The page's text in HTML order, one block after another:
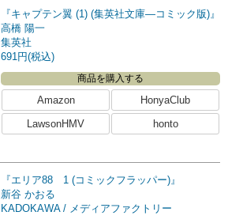
『キャプテン翼 (1) (集英社文庫―コミック版)』
高橋 陽一
集英社
691円(税込)
商品を購入する
Amazon
HonyaClub
LawsonHMV
honto
『エリア88 1 (コミックフラッパー)』
新谷 かおる
KADOKAWA / メディアファクトリー